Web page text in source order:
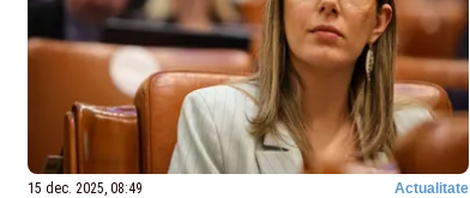
15 dec. 2025, 08:49 Actualitate